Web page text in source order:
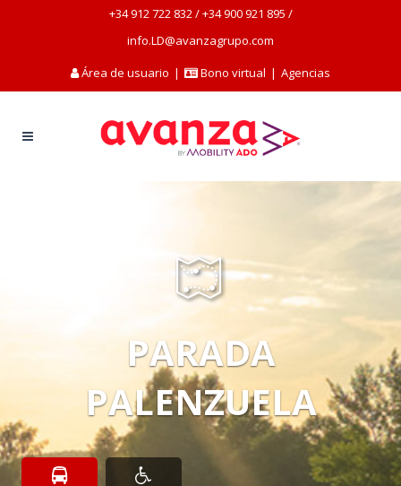
+34 912 722 832/+34 900 921 895 /
info.LD@avanzagrupo.com
Área de usuario | Bono virtual | Agencias
PARADA
PALENZUELA